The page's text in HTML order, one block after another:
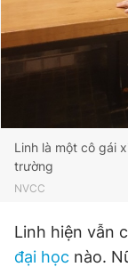
Linh là một cô gái
trường
NVCC
Linh hiện vẫn
đại học nào.